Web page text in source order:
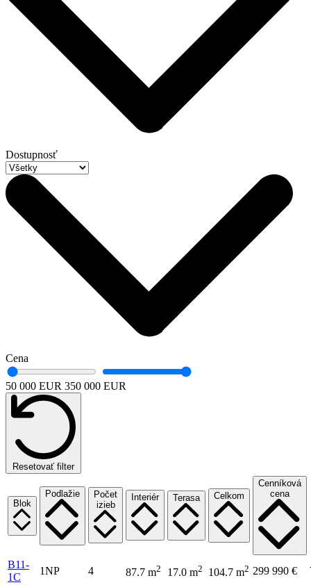
Dostupnosť
Cena
50 000 EUR 350 000 EUR
Resetovať filter
Blok
Podlažie
Počet
izieb
Interiér Terasa Celkom
Cenníková
cena
B11-
1C
1NP 4 87.7 m2 17.0 m2 104.7 m2 299 990 €